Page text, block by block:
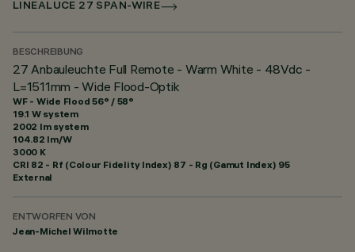
LINEALUCE 27 SPAN-WIRE
BESCHREIBUNG
27 Anbauleuchte Full Remote - Warm White - 48Vdc -
L=1511mm - Wide Flood-Optik
WF - Wide Flood 56° / 58°
19.1 W system
2002 lm system
104.82 lm/W
3000 K
CRI 82 - Rf (Colour Fidelity Index) 87 - Rg (Gamut Index) 95
External
ENTWORFEN VON
Jean-Michel Wilmotte